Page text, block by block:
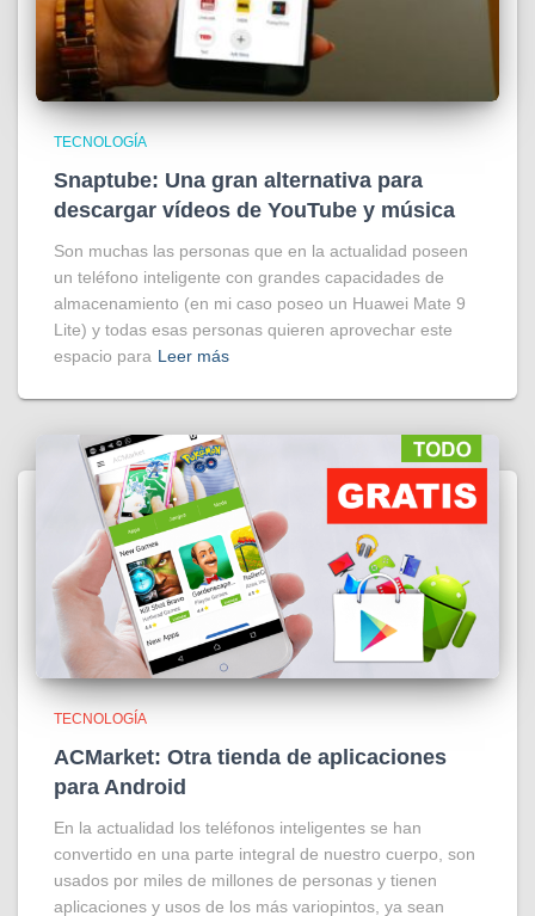
TECNOLOGÍA
Snaptube: Una gran alternativa para
descargar vídeos de YouTube y música
Son muchas las personas que en la actualidad poseen
un teléfono inteligente con grandes capacidades de
almacenamiento (en mi caso poseo un Huawei Mate 9
Lite) y todas esas personas quieren aprovechar este
espacio para Leer más
TECNOLOGÍA
ACMarket: Otra tienda de aplicaciones
para Android
En la actualidad los teléfonos inteligentes se han
convertido en una parte integral de nuestro cuerpo, son
usados por miles de millones de personas y tienen
aplicaciones y usos de los más variopintos, ya sean